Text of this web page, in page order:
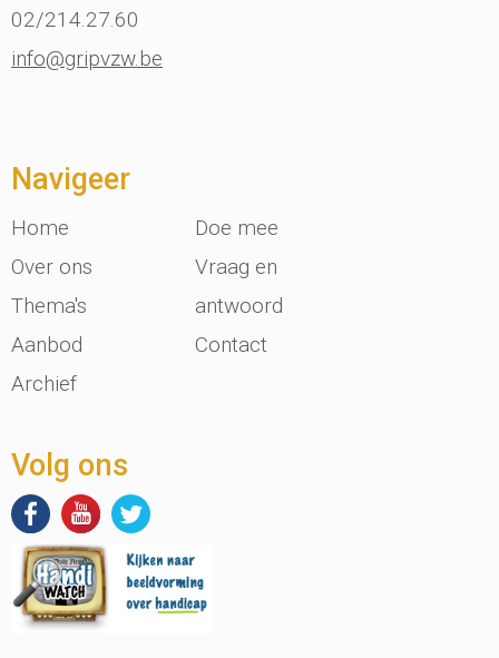
02/214.27.60
info@gripvzw.be
Navigeer
Home
Over ons
Thema's
Aanbod
Archief
Doe mee
Vraag en
antwoord
Contact
Volg ons